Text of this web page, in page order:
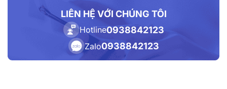
LIÊN HỆ VỚI CHÚNG TÔI
Hotline0938842123
Zalo0938842123